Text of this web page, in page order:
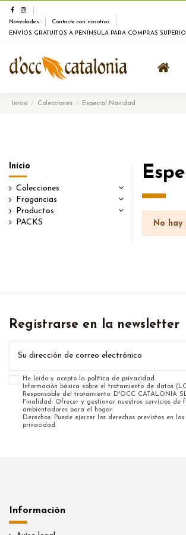
Novedades
Contacte con nosotros
ENVÍOS GRATUITOS A PENÍNSULA PARA COMPRAS
Inicio Colecciones Especial Navidad
No hay
Inicio
Colecciones
Fragancias
Productos
PACKS
Registrarse en la newsletter
He leído y acepto la política de privacidad.
Información básica sobre el tratamiento de datos
Responsable del tratamiento: D'OCC CATALONIA
Finalidad: Ofrecer y gestionar nuestros servicios
ambientadores para el hogar.
Derechos: Puede ejercer los derechos previstos en
privacidad.
Información